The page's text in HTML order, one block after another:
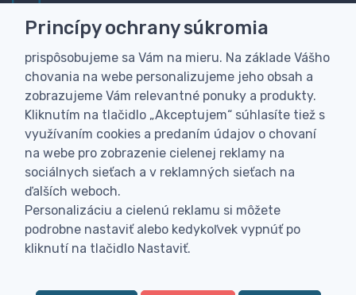
dobierku
Personalizácia
Vyrobíme Vám vlastný originálny darček
Skúsenosť
Široký sortiment, z ktorého Vám pomôžeme vybrať
Princípy ochrany súkromia
prispôsobujeme sa Vám na mieru. Na základe Vášho
chovania na webe personalizujeme jeho obsah a
zobrazujeme Vám relevantné ponuky a produkty.
Kliknutím na tlačidlo „Akceptujem“ súhlasíte tiež s
využívaním cookies a predaním údajov o chovaní
na webe pro zobrazenie cielenej reklamy na
sociálnych sieťach a v reklamných sieťach na
ďalších weboch.
Personalizáciu a cielenú reklamu si môžete
podrobne nastaviť alebo kedykoľvek vypnúť po
kliknutí na tlačidlo Nastaviť.